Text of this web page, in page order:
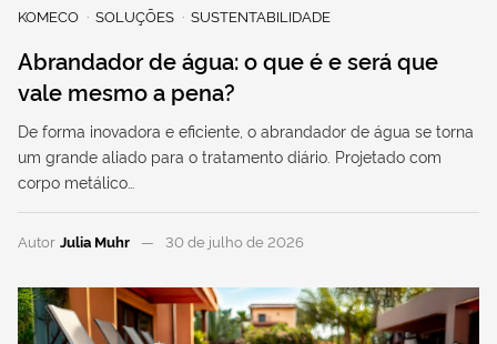
KOMECO SOLUÇÕES SUSTENTABILIDADE
Abrandador de água: o que é e será que
vale mesmo a pena?
De forma inovadora e eficiente, o abrandador de água se torna
um grande aliado para o tratamento diário. Projetado com
corpo metálico…
Autor Julia Muhr 30 de julho de 2026